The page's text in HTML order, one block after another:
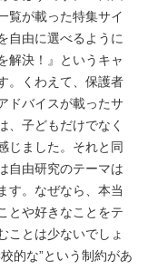
覧が載った特集サイ
自由に選べるように
解決！』というキャ
。くわえて、保護者
ドバイスが載ったサ
、子どもだけでなく
じました。それと同
自由研究のテーマは
す。なぜなら、本当
とや好きなことをテ
ことは少ないでしょ
的な”という制約があ